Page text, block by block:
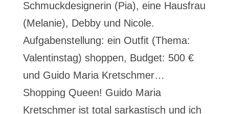
Schmuckdesignerin (Pia), eine Hausfrau
(Melanie), Debby und Nicole.
Aufgabenstellung: ein Outfit (Thema:
Valentinstag) shoppen, Budget: 500 €
und Guido Maria Kretschmer…
Shopping Queen! Guido Maria
Kretschmer ist total sarkastisch und ich